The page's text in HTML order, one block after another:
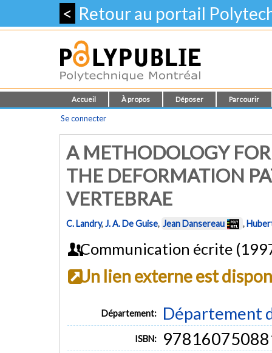
< Retour au portail
Accueil À propos Déposer Parcourir
Se connecter
A METHODOLOGY
THE DEFORMATION
VERTEBRAE
C. Landry,J. A. De Guise, Jean Dansereau ,
Communication écrite
Un lien externe est
Département: Département
ISBN: